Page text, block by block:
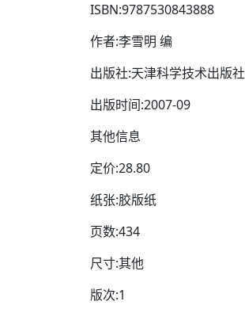
ISBN:9787530843888
作者:李雪明 编
出版社:天津科学技术出版社
出版时间:2007-09
其他信息
定价:28.80
纸张:胶版纸
页数:434
尺寸:其他
版次:1